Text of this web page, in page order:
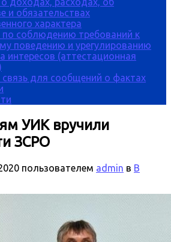
и обязательствах
характера
по соблюдению требований к
поведению и урегулированию
интересов (аттестационная
для сообщений о фактах
УИК вручили
ЗСРО
пользователем admin в В